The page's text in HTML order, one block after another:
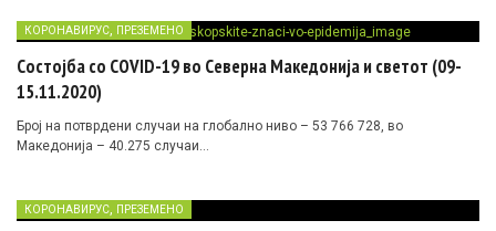
КОРОНАВИРУС, ПРЕЗЕМЕНО
Состојба со COVID-19 во Северна Македонија и светот (09-
15.11.2020)
Број на потврдени случаи на глобално ниво – 53 766 728, во
Македонија – 40.275 случаи…
КОРОНАВИРУС, ПРЕЗЕМЕНО